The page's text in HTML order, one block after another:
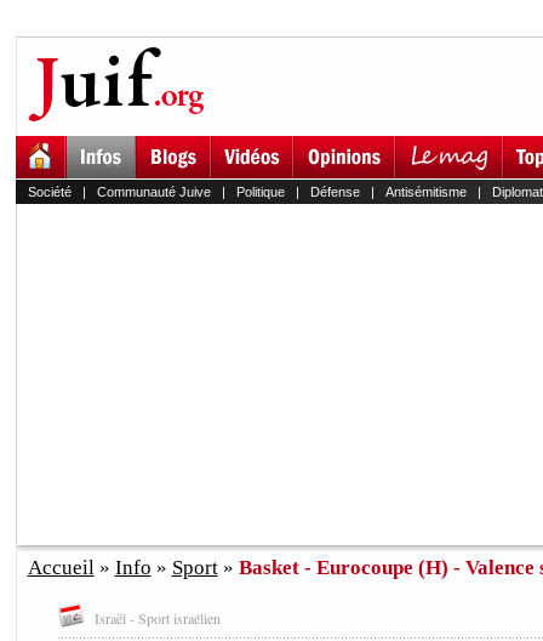
Société| Communauté Juive| Politique| Défense| Antisémitisme|
Accueil» Info » Sport» Basket - Eurocoupe (H) - Valence
Israël - Sport israélien